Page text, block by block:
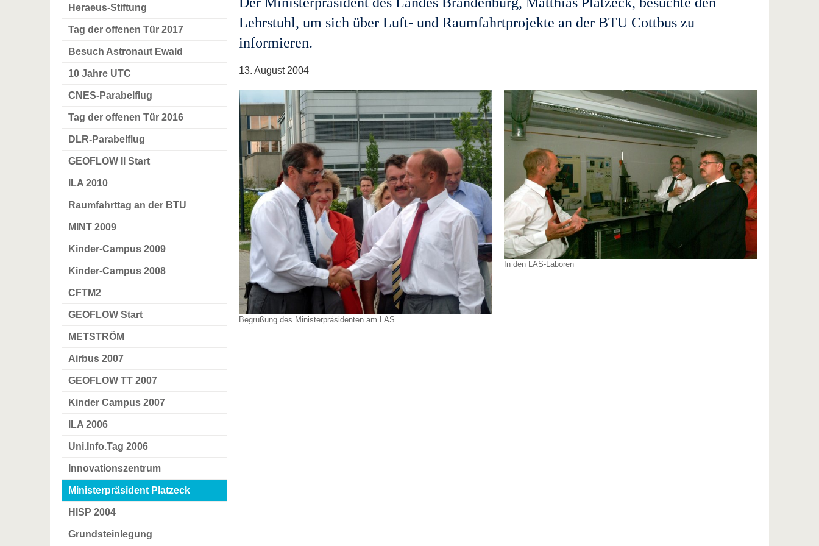
Heraeus-Stiftung
Tag der offenen Tür 2017
Besuch Astronaut Ewald
10 Jahre UTC
CNES-Parabelflug
Tag der offenen Tür 2016
DLR-Parabelflug
GEOFLOW II Start
ILA 2010
Raumfahrttag an der BTU
MINT 2009
Kinder-Campus 2009
Kinder-Campus 2008
CFTM2
GEOFLOW Start
METSTRÖM
Airbus 2007
GEOFLOW TT 2007
Kinder Campus 2007
ILA 2006
Uni.Info.Tag 2006
Innovationszentrum
Ministerpräsident Platzeck
HISP 2004
Grundsteinlegung
Lehrstuhl, um sich über Luft- und Raumfahrtprojekte an der BTU Cottbus zu
informieren.
13. August 2004
Begrüßung des Ministerpräsidenten am LAS
In den LAS-Laboren